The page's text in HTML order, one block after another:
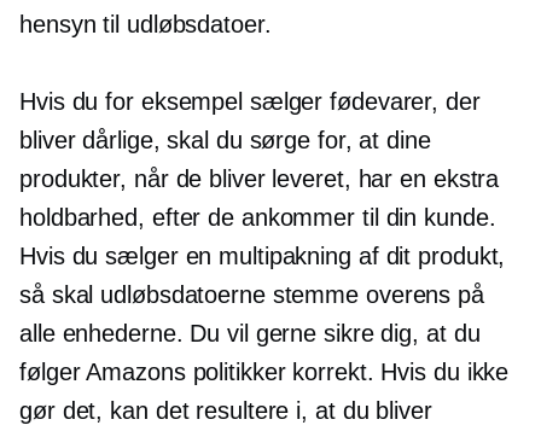
hensyn til udløbsdatoer.
Hvis du for eksempel sælger fødevarer, der
bliver dårlige, skal du sørge for, at dine
produkter, når de bliver leveret, har en ekstra
holdbarhed, efter de ankommer til din kunde.
Hvis du sælger en multipakning af dit produkt,
så skal udløbsdatoerne stemme overens på
alle enhederne. Du vil gerne sikre dig, at du
følger Amazons politikker korrekt. Hvis du ikke
gør det, kan det resultere i, at du bliver